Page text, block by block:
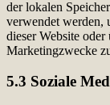
der lokalen
verwendet werden,
dieser Website
Marketingzwecke
5.3 Soziale